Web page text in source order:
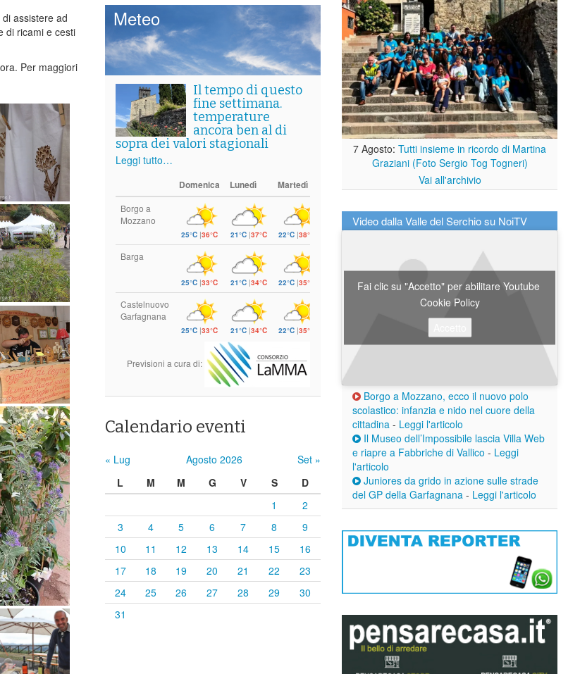
assistere ad
di ricami e cesti
Per maggiori
Meteo
Il tempo di questo
fine settimana.
temperature
ancora ben al di
sopra dei valori stagionali
Leggi tutto…
Domenica Lunedì Martedì
Borgo a
Mozzano
25°C |36°C 21°C |37°C 22°C |38°C
Barga
25°C |33°C 21°C |34°C 22°C |35°C
Castelnuovo
Garfagnana
25°C |33°C 21°C |34°C 22°C |35°C
Previsioni a cura di:
Calendario eventi
« Lug Agosto 2026
Set »
L
M M G V S
D
1
2
3
4 5 6 7 8
9
10
11 12 13 14 15
16
17
18 19 20 21 22
23
24
25 26 27 28 29
30
31
7 Agosto: Tutti insieme in ricordo di Martina
Graziani (Foto Sergio Tog Togneri)
Vai all'archivio
Video dalla Valle del Serchio su NoiTV
Fai clic su "Accetto" per abilitare Youtube
Cookie Policy
Borgo a Mozzano, ecco il nuovo polo
scolastico: infanzia e nido nel cuore della
cittadina - Leggi l'articolo
Il Museo dell’Impossibile lascia Villa Web
e riapre a Fabbriche di Vallico - Leggi
l'articolo
Juniores da grido in azione sulle strade
del GP della Garfagnana - Leggi l'articolo